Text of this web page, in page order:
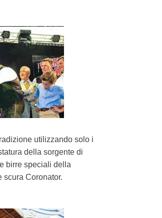
utilizzando solo i
della sorgente di
birre speciali della
Coronator.